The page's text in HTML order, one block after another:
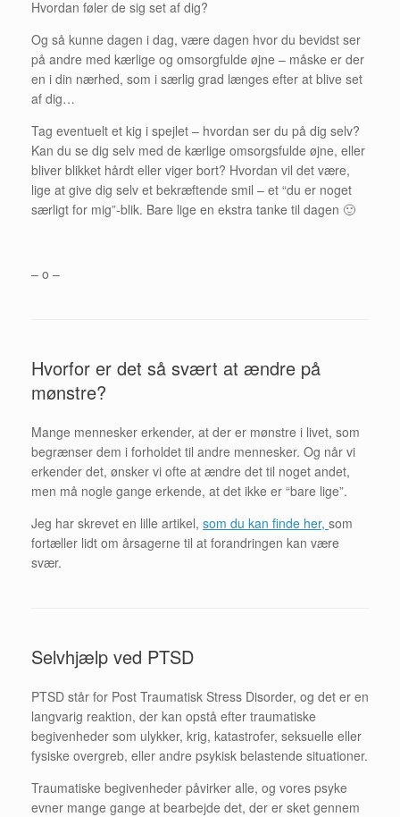
Hvordan føler de sig set af dig?
Og så kunne dagen i dag, være dagen hvor du bevidst ser
på andre med kærlige og omsorgfulde øjne – måske er der
en i din nærhed, som i særlig grad længes efter at blive set
af dig…
Tag eventuelt et kig i spejlet – hvordan ser du på dig selv?
Kan du se dig selv med de kærlige omsorgsfulde øjne, eller
bliver blikket hårdt eller viger bort? Hvordan vil det være,
lige at give dig selv et bekræftende smil – et “du er noget
særligt for mig”-blik. Bare lige en ekstra tanke til dagen 🙂
– o –
Hvorfor er det så svært at ændre på
mønstre?
Mange mennesker erkender, at der er mønstre i livet, som
begrænser dem i forholdet til andre mennesker. Og når vi
erkender det, ønsker vi ofte at ændre det til noget andet,
men må nogle gange erkende, at det ikke er “bare lige”.
Jeg har skrevet en lille artikel, som du kan finde her, som
fortæller lidt om årsagerne til at forandringen kan være
svær.
Selvhjælp ved PTSD
PTSD står for Post Traumatisk Stress Disorder, og det er en
langvarig reaktion, der kan opstå efter traumatiske
begivenheder som ulykker, krig, katastrofer, seksuelle eller
fysiske overgreb, eller andre psykisk belastende situationer.
Traumatiske begivenheder påvirker alle, og vores psyke
evner mange gange at bearbejde det, der er sket gennem